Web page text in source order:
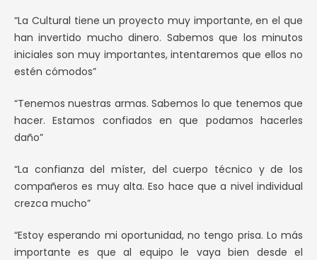
“La Cultural tiene un proyecto muy importante, en el que
han invertido mucho dinero. Sabemos que los minutos
iniciales son muy importantes, intentaremos que ellos no
estén cómodos”
“Tenemos nuestras armas. Sabemos lo que tenemos que
hacer. Estamos confiados en que podamos hacerles
daño”
“La confianza del míster, del cuerpo técnico y de los
compañeros es muy alta. Eso hace que a nivel individual
crezca mucho”
“Estoy esperando mi oportunidad, no tengo prisa. Lo más
importante es que al equipo le vaya bien desde el